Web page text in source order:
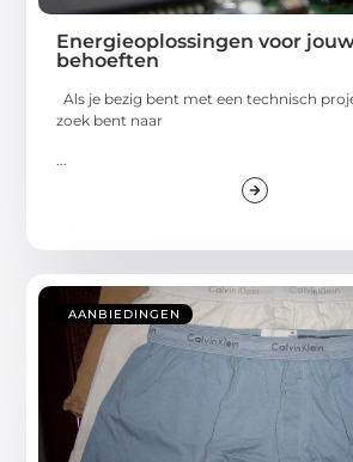
Energieoplossingen voor
behoeften
Als je bezig bent met een technisch
zoek bent naar
AANBIEDINGEN